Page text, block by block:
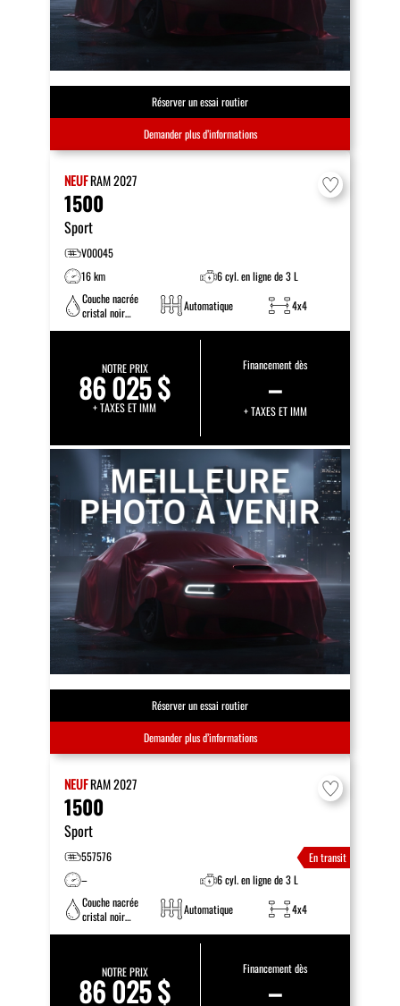
Réserver un essai routier
Demander plus d’informations
NEUFRAM2027
1500
Sport
V00045
16 km
6 cyl. en ligne de 3 L
Couche nacrée
cristal noir
Automatique 4x4
NOTRE PRIX
86 025 $
+ TAXES ET IMM
Financement dès
–
+ TAXES ET IMM
Réserver un essai routier
Demander plus d’informations
NEUFRAM2027
1500
Sport
557576
En transit
–
6 cyl. en ligne de 3 L
Couche nacrée
cristal noir
Automatique 4x4
NOTRE PRIX
86 025 $
Financement dès
–